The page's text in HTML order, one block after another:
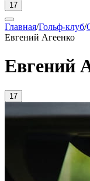
17
Главная/Гольф-клуб/
Евгений Агеенко
Евгений
17